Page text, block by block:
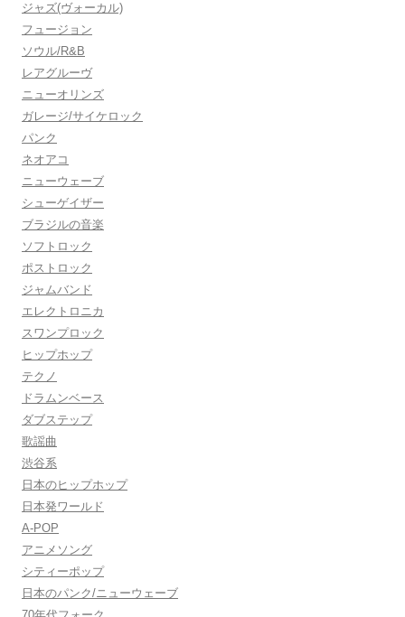
ジャズ(ヴォーカル)
フュージョン
ソウル/R&B
レアグルーヴ
ニューオリンズ
ガレージ/サイケロック
パンク
ネオアコ
ニューウェーブ
シューゲイザー
ブラジルの音楽
ソフトロック
ポストロック
ジャムバンド
エレクトロニカ
スワンプロック
ヒップホップ
テクノ
ドラムンベース
ダブステップ
歌謡曲
渋谷系
日本のヒップホップ
日本発ワールド
A-POP
アニメソング
シティーポップ
日本のパンク/ニューウェーブ